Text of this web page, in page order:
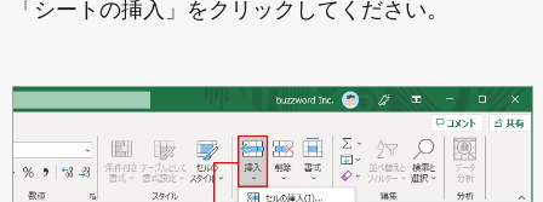
「シートの挿入」をクリックしてください。